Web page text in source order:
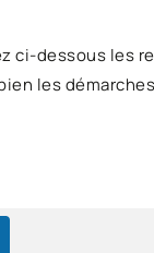
ci-dessous les
les